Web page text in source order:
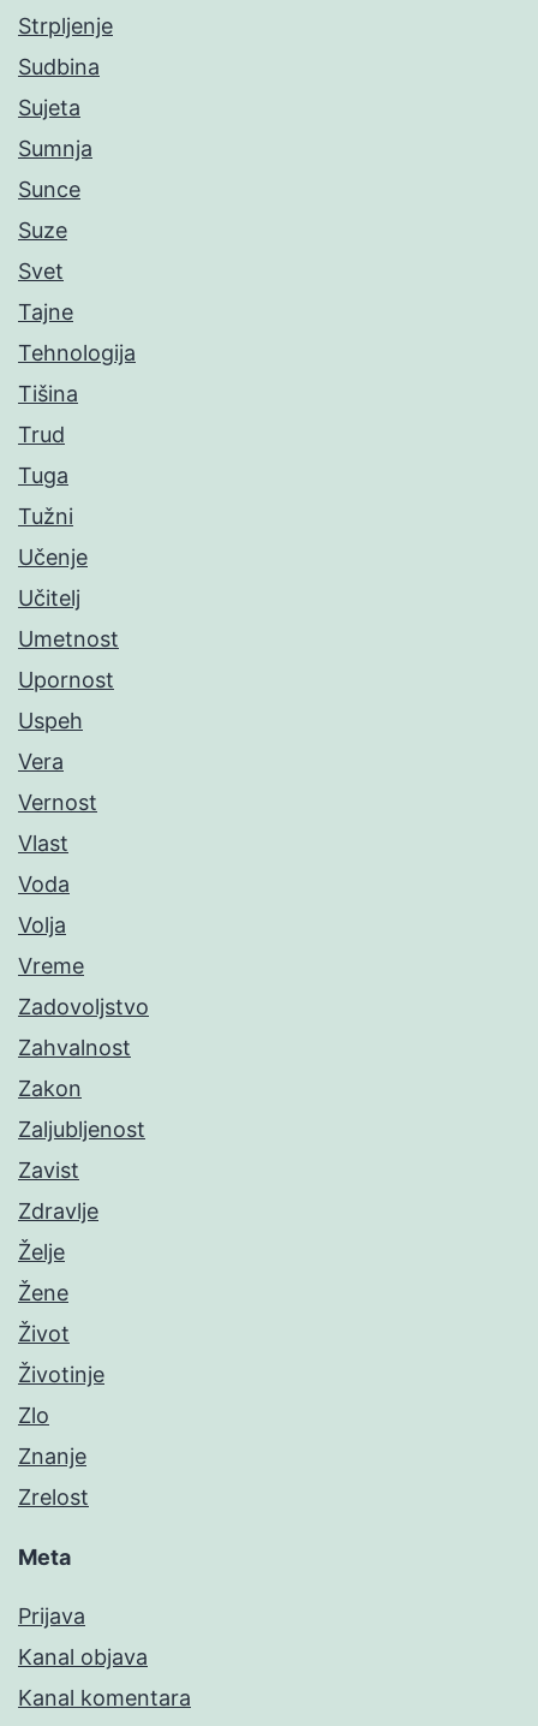
Strpljenje
Sudbina
Sujeta
Sumnja
Sunce
Suze
Svet
Tajne
Tehnologija
Tišina
Trud
Tuga
Tužni
Učenje
Učitelj
Umetnost
Upornost
Uspeh
Vera
Vernost
Vlast
Voda
Volja
Vreme
Zadovoljstvo
Zahvalnost
Zakon
Zaljubljenost
Zavist
Zdravlje
Želje
Žene
Život
Životinje
Zlo
Znanje
Zrelost
Meta
Prijava
Kanal objava
Kanal komentara